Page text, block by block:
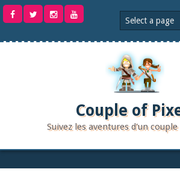
Aller
Couple of
Suivez les aventures d'un